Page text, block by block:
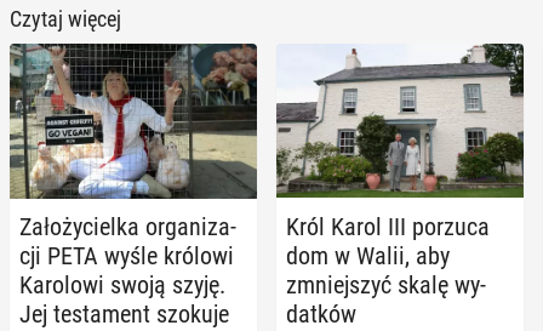
Czytaj więcej
Za­ło­ży­ciel­ka or­ga­ni­za­
cji PETA wyśle królowi
Ka­ro­lo­wi swoją szyję.
Jej te­sta­ment szokuje
Król Karol III porzuca
dom w Walii, aby
zmniej­szyć skalę wy­
dat­ków